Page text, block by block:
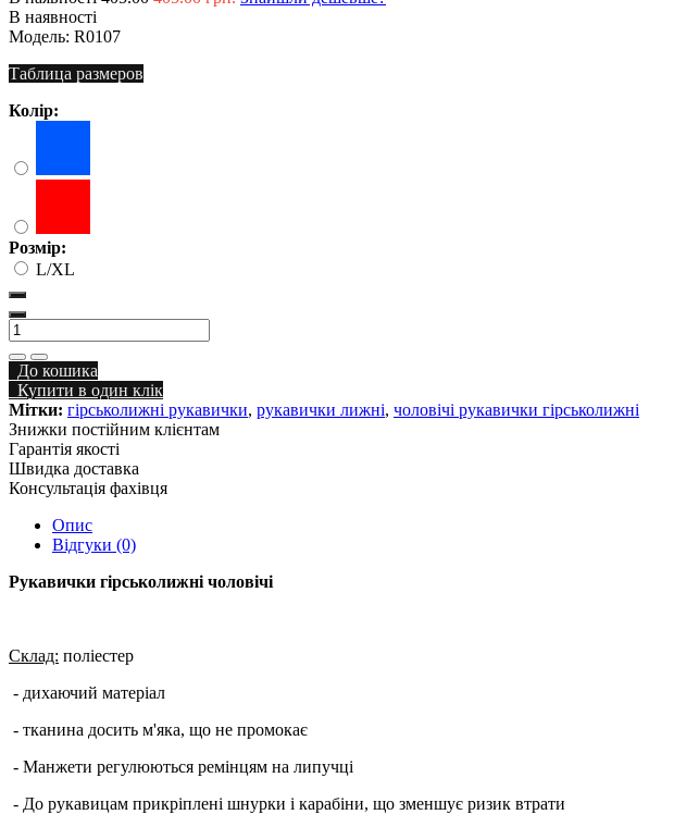
В наявності
Модель: R0107
Таблица размеров
Колір:
Розмір:
L/XL
До кошика
Купити в один клік
Мітки: гірськолижні рукавички, рукавички лижні, чоловічі рукавички гірськолижні
Знижки постійним клієнтам
Гарантія якості
Швидка доставка
Консультація фахівця
Опис
Відгуки (0)
Рукавички гірськолижні чоловічі
Склад: поліестер
- дихаючий матеріал
- тканина досить м'яка, що не промокає
- Манжети регулюються ремінцям на липучці
- До рукавицам прикріплені шнурки і карабіни, що зменшує ризик втрати